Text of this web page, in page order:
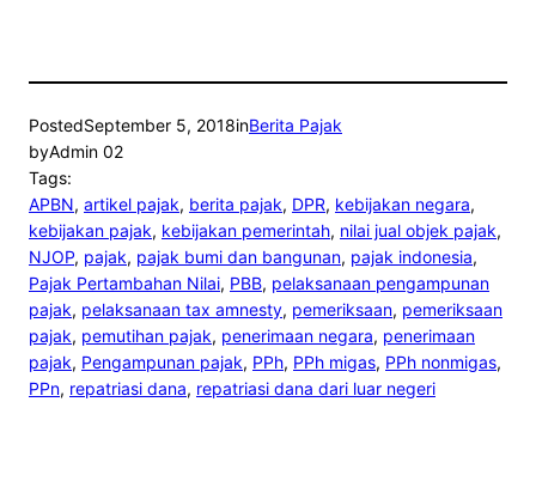
PostedSeptember 5, 2018inBerita Pajak
byAdmin 02
Tags:
APBN, artikel pajak, berita pajak, DPR, kebijakan negara
kebijakan pajak, kebijakan pemerintah, nilai jual objek pajak
NJOP, pajak, pajak bumi dan bangunan, pajak indonesia
Pajak Pertambahan Nilai, PBB, pelaksanaan pengampunan
pajak, pelaksanaan tax amnesty, pemeriksaan, pemeriksaan
pajak, pemutihan pajak, penerimaan negara, penerimaan
pajak, Pengampunan pajak, PPh, PPh migas, PPh nonmigas
PPn, repatriasi dana, repatriasi dana dari luar negeri